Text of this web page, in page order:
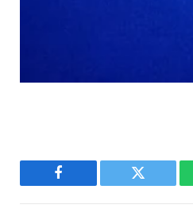
Facebook Twitter